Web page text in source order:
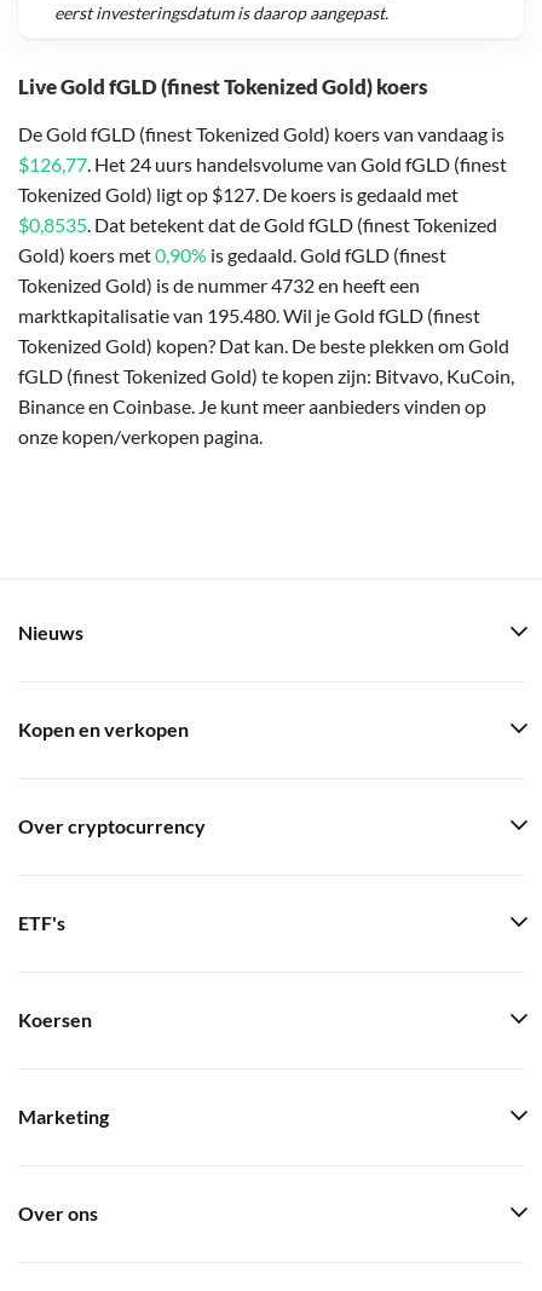
Live Gold fGLD (finest Tokenized Gold) koers
De Gold fGLD (finest Tokenized Gold) koers van vandaag is
$126,77. Het 24 uurs handelsvolume van Gold fGLD (finest
Tokenized Gold) ligt op $127. De koers is gedaald met
$0,8535. Dat betekent dat de Gold fGLD (finest Tokenized
Gold) koers met0,90% is gedaald. Gold fGLD (finest
Tokenized Gold) is de nummer 4732 en heeft een
marktkapitalisatie van 195.480. Wil je Gold fGLD (finest
Tokenized Gold) kopen? Dat kan. De beste plekken om Gold
fGLD (finest Tokenized Gold) te kopen zijn: Bitvavo, KuCoin,
Binance en Coinbase. Je kunt meer aanbieders vinden op
onze kopen/verkopen pagina.
eerst investeringsdatum is daarop aangepast.
Nieuws
Kopen en verkopen
Over cryptocurrency
ETF's
Koersen
Marketing
Over ons